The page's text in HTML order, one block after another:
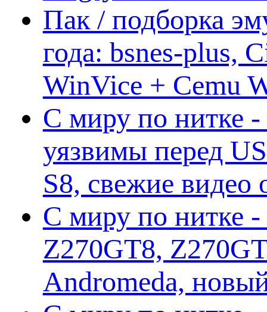
Пак / подборка
года: bsnes-plus,
WinVice + Cemu
С миру по нитке
уязвимы перед
S8, свежие
С миру по нитке -
Z270GT8,
Andromeda,